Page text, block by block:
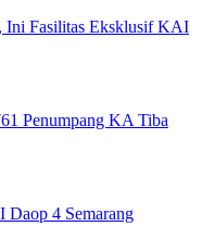
Ini Fasilitas Eksklusif KAI
Penumpang KA Tiba
4 Semarang